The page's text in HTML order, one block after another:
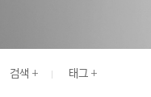
검색 태그